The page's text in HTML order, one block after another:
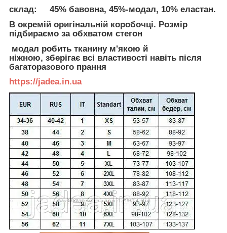
склад: 45% бавовна, 45%-модал, 10% еластан.
В окремій оригінальній коробочці. Розмір
підбираємо за обхватом стегон
модал робить тканину м'якою й
ніжною, зберігає всі властивості навіть після
багаторазового прання
https://jadea.in.ua